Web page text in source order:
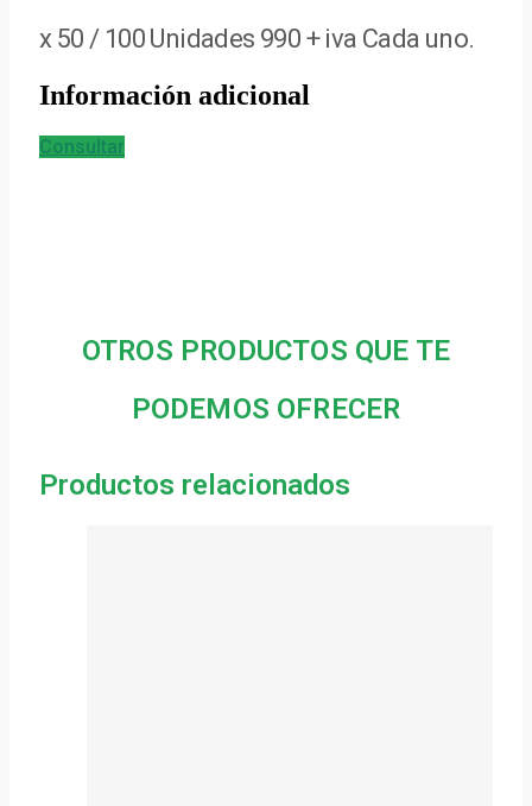
x 50 / 100 Unidades 990 + iva Cada uno.
Información adicional
Consultar
OTROS PRODUCTOS QUE TE
PODEMOS OFRECER
Productos relacionados